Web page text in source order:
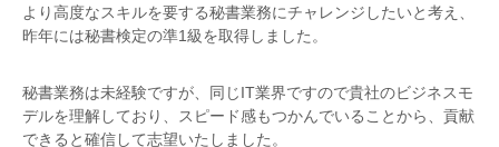
より高度なスキルを要する秘書業務にチャレンジしたいと考え、
昨年には秘書検定の準1級を取得しました。
秘書業務は未経験ですが、同じIT業界ですので貴社のビジネスモ
デルを理解しており、スピード感もつかんでいることから、貢献
できると確信して志望いたしました。